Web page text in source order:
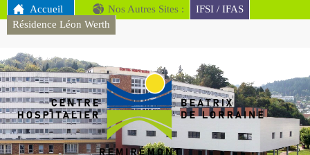
Aller au contenu
MENU PRINCIPAL
Accueil Nos Autres Sites :
IFSI / IFAS
Résidence Léon Werth